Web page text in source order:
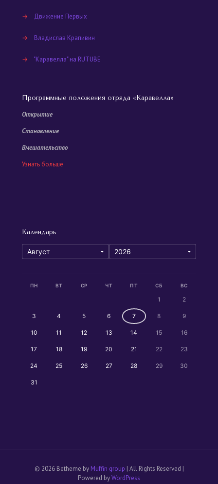
→ Движение Первых
→ Владислав Крапивин
→ "Каравелла" на RUTUBE
Программные положения отряда «Каравелла»
Открытие
Становление
Вмешательство
Узнать больше
Календарь
ПН ВТ СР ЧТ ПТ СБ ВС
1 2
3 4 5 6 7 8 9
10 11 12 13 14 15 16
17 18 19 20 21 22 23
24 25 26 27 28 29 30
31
© 2026 Betheme by Muffin group | All Rights Reserved |
Powered byWordPress